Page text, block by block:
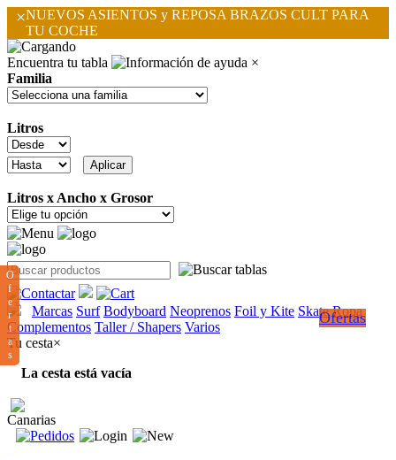
×NUEVOS ASIENTOS y REPOSA BRAZOS CULT PARA
TU COCHE
Encuentra tu tabla
×
Familia
Litros
Litros x Ancho x Grosor
Marcas Surf Bodyboard Neoprenos Foil y Kite Skate Ropa
Complementos Taller / Shapers Varios
Ofertas
O
f
e
r
t
a
s
Tu cesta×
La cesta está vacía
Canarias